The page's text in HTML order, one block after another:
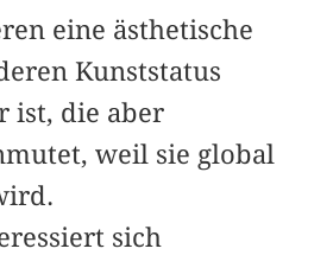
eine ästhetische
Kunststatus
ist, die aber
weil sie global
sich